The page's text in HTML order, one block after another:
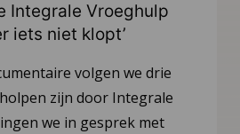
Integrale Vroeghulp
iets niet klopt’
volgen we drie
zijn door Integrale
we in gesprek met